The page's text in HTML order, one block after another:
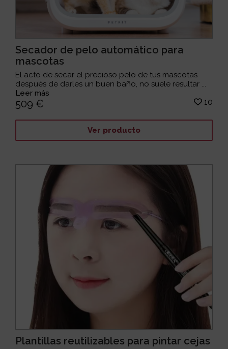
Secador de pelo automático para
mascotas
El acto de secar el precioso pelo de tus mascotas
después de darles un buen baño, no suele resultar ...
Leer más
509 € 10
Ver producto
Plantillas reutilizables para pintar cejas